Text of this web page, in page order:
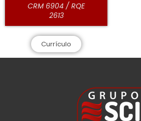
CRM 6904 / RQE
2613
Currículo